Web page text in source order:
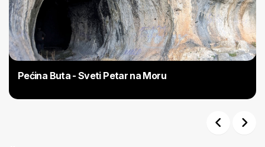
Pećina Buta - Sveti Petar na Moru